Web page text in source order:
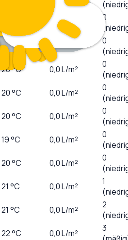
1,7L/m²
0
20°C 0,1L/m²
0
20°C 0,0L/m²
0
20°C 0,0L/m²
0
20°C 0,0L/m²
0
19°C 0,0L/m²
0
20°C 0,0L/m²
0
21 °C 0,0L/m²
1
21 °C 0,0L/m²
2
22°C 0,0L/m²
3